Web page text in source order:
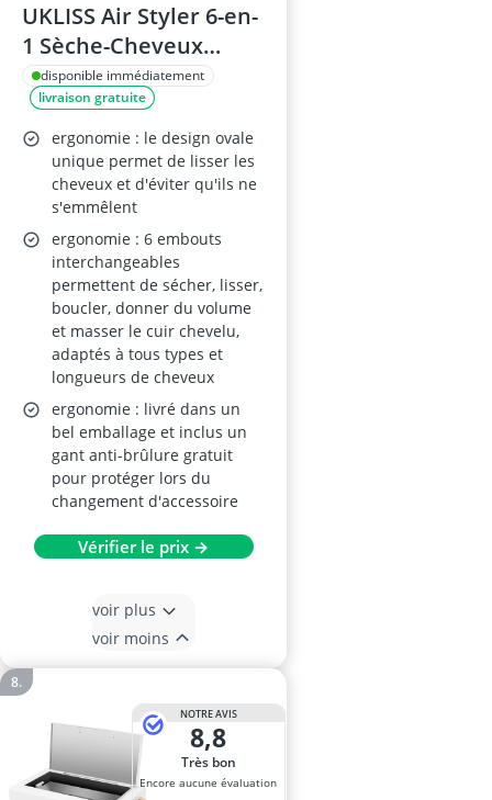
UKLISS Air Styler 6-en-
1 Sèche-Cheveux
Ionique, Boucleur
Automatique, Fer à
Lisser, Brosse
Thermique et Brosse
Ronde – Bleu
disponible immédiatement
livraison gratuite
ergonomie : le design ovale
unique permet de lisser les
cheveux et d'éviter qu'ils ne
s'emmêlent
ergonomie : 6 embouts
interchangeables
permettent de sécher, lisser,
boucler, donner du volume
et masser le cuir chevelu,
adaptés à tous types et
longueurs de cheveux
ergonomie : livré dans un
bel emballage et inclus un
gant anti-brûlure gratuit
pour protéger lors du
changement d'accessoire
Vérifier le prix →
voir plus
voir moins
NOTRE AVIS
8,8
Très bon
Encore aucune évaluation